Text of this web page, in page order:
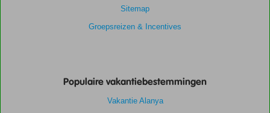
Sitemap
Groepsreizen & Incentives
Populaire vakantiebestemmingen
Vakantie Alanya